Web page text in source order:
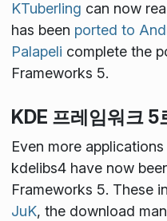
KTuberling can now
has been ported to
Palapeli complete the
Frameworks 5.
KDE 프레임워크 5
Even more
kdelibs4 have now
Frameworks 5. These
JuK, the download